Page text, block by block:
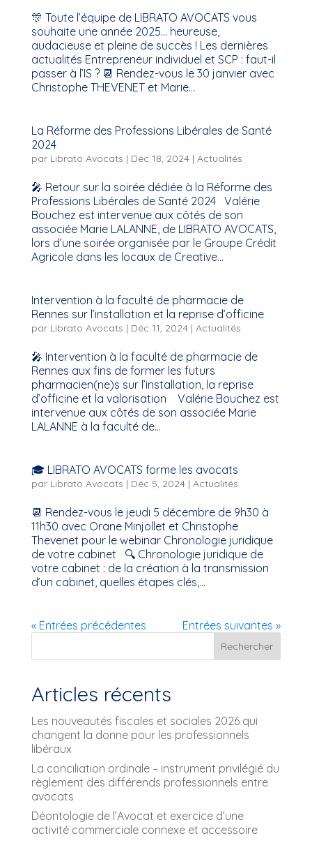
🎊 Toute l’équipe de LIBRATO AVOCATS vous
souhaite une année 2025… heureuse,
audacieuse et pleine de succès ! Les dernières
actualités Entrepreneur individuel et SCP : faut-il
passer à l’IS ? 📆 Rendez-vous le 30 janvier avec
Christophe THEVENET et Marie...
La Réforme des Professions Libérales de Santé
2024
par Librato Avocats | Déc 18, 2024 | Actualités
🎤 Retour sur la soirée dédiée à la Réforme des
Professions Libérales de Santé 2024 Valérie
Bouchez est intervenue aux côtés de son
associée Marie LALANNE, de LIBRATO AVOCATS,
lors d’une soirée organisée par le Groupe Crédit
Agricole dans les locaux de Creative...
Intervention à la faculté de pharmacie de
Rennes sur l’installation et la reprise d’officine
par Librato Avocats | Déc 11, 2024 | Actualités
🎤 Intervention à la faculté de pharmacie de
Rennes aux fins de former les futurs
pharmacien(ne)s sur l’installation, la reprise
d’officine et la valorisation Valérie Bouchez est
intervenue aux côtés de son associée Marie
LALANNE à la faculté de...
🎓 LIBRATO AVOCATS forme les avocats
par Librato Avocats | Déc 5, 2024 | Actualités
📆 Rendez-vous le jeudi 5 décembre de 9h30 à
11h30 avec Orane Minjollet et Christophe
Thevenet pour le webinar Chronologie juridique
de votre cabinet 🔍 Chronologie juridique de
votre cabinet : de la création à la transmission
d’un cabinet, quelles étapes clés,...
« Entrées précédentes Entrées suivantes »
Rechercher
Articles récents
Les nouveautés fiscales et sociales 2026 qui
changent la donne pour les professionnels
libéraux
La conciliation ordinale – instrument privilégié du
règlement des différends professionnels entre
avocats
Déontologie de l’Avocat et exercice d’une
activité commerciale connexe et accessoire